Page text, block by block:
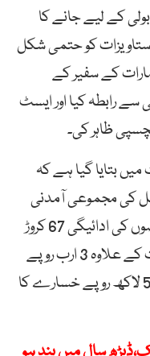
کے لیے جانے کا
کو حتمی شکل
کے سفیر کے
رابطہ کیا اور ایسٹ
ظاہر کی۔
بتایا گیا ہے کہ
کی مجموعی آمدنی
3.1 ارب روپے سالانہ ہے جب کہ قرضوں کی ادائیگی 67 کروڑ
50 لاکھ روپے کے آپریٹنگ اخراجات کے علاوہ 3 ارب روپے
ہے، اس طرح کے پی ٹی کو 57 کروڑ 50 لاکھ روپے خسارے کا